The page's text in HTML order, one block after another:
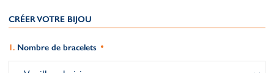
CRÉER VOTRE BIJOU
Nombre de bracelets